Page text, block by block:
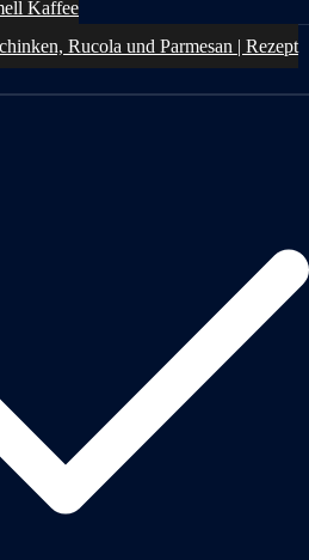
Kaffee
Rucola und Parmesan | Rezept